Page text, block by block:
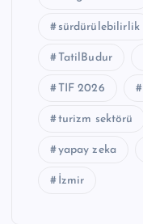
sürdürülebilirlik
TatilBudur
TIF 2026
turizm sektörü
yapay zeka
İzmir